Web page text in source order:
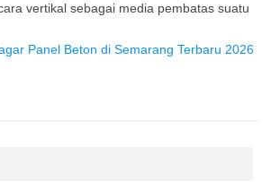
vertikal sebagai media pembatas suatu
Panel Beton di Semarang Terbaru 2026